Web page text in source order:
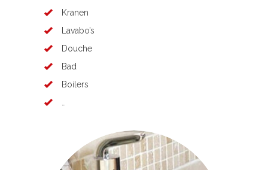
Kranen
Lavabo’s
Douche
Bad
Boilers